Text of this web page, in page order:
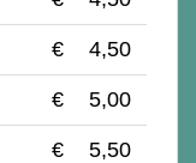
€ 4,50
€ 5,00
€ 5,50